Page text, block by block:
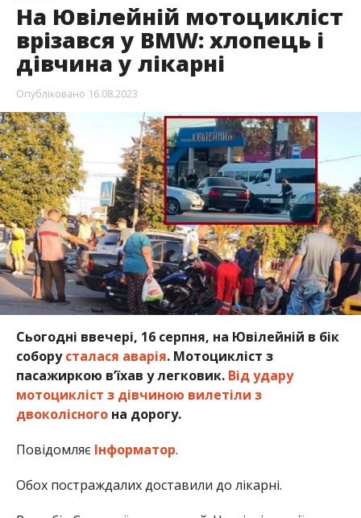
На Ювілейній мотоцикліст
врізався у BMW: хлопець і
дівчина у лікарні
Опубліковано 16.08.2023
Сьогодні ввечері, 16 серпня, на Ювілейній в бік
соборусталася аварія. Мотоцикліст з
пасажиркою в’їхав у легковик. Від удару
мотоцикліст з дівчиною вилетіли з
двоколісногона дорогу.
Повідомляє Інформатор.
Обох постраждалих доставили до лікарні.